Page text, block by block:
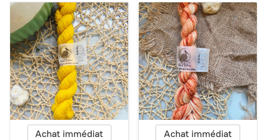
Achat immédiat Achat immédiat